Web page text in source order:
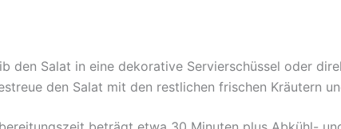
den Salat in eine dekorative Servierschüssel oder
den Salat mit den restlichen frischen Kräutern